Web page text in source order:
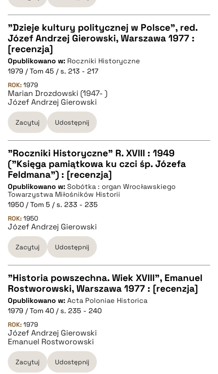
pobierz cytat
CZYSTY TEKST
pobierz cytat
BIBTEX
pobierz cytat
"Dzieje kultury politycznej w Polsce", red.
Józef Andrzej Gierowski, Warszawa 1977 :
[recenzja]
Opublikowano w: Roczniki Historyczne
1979 / Tom 45 / s. 213 - 217
ROK: 1979
Marian Drozdowski (1947- )
Józef Andrzej Gierowski
Zacytuj Udostępnij
CZYSTY TEKST
pobierz cytat
BIBTEX
pobierz cytat
"Roczniki Historyczne" R. XVIII : 1949
("Księga pamiątkowa ku czci śp. Józefa
Feldmana") : [recenzja]
Opublikowano w: Sobótka : organ Wrocławskiego
Towarzystwa Miłośników Historii
1950 / Tom 5 / s. 233 - 235
ROK: 1950
Józef Andrzej Gierowski
Zacytuj Udostępnij
CZYSTY TEKST
pobierz cytat
BIBTEX
"Historia powszechna. Wiek XVIII", Emanuel
Rostworowski, Warszawa 1977 : [recenzja]
Opublikowano w: Acta Poloniae Historica
1979 / Tom 40 / s. 235 - 240
ROK: 1979
Józef Andrzej Gierowski
Emanuel Rostworowski
Zacytuj Udostępnij